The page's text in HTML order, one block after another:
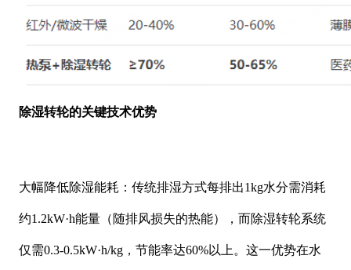
除湿转轮的关键技术优势
大幅降低除湿能耗：传统排湿方式每排出1kg水分需消耗
约1.2kW·h能量（随排风损失的热能），而除湿转轮系统
仅需0.3-0.5kW·h/kg，节能率达60%以上。这一优势在水